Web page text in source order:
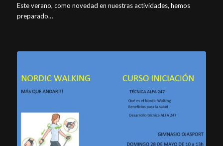
Este verano, como novedad en nuestras actividades, hemos
preparado…